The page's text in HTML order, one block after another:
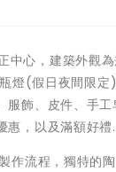
心，建築外觀
燈(假日夜間限
飾、皮件、手
，以及滿額好禮
作流程，獨特的